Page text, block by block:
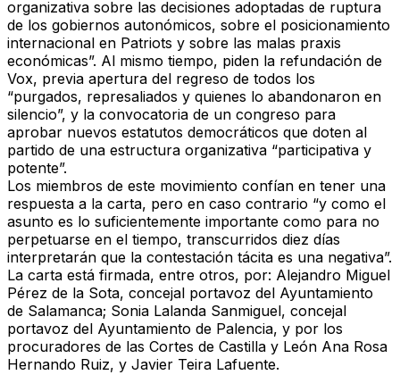
organizativa sobre las decisiones adoptadas de ruptura
de los gobiernos autonómicos, sobre el posicionamiento
internacional en Patriots y sobre las malas praxis
económicas”. Al mismo tiempo, piden la refundación de
Vox, previa apertura del regreso de todos los
“purgados, represaliados y quienes lo abandonaron en
silencio”, y la convocatoria de un congreso para
aprobar nuevos estatutos democráticos que doten al
partido de una estructura organizativa “participativa y
potente”.
Los miembros de este movimiento confían en tener una
respuesta a la carta, pero en caso contrario “y como el
asunto es lo suficientemente importante como para no
perpetuarse en el tiempo, transcurridos diez días
interpretarán que la contestación tácita es una negativa”.
La carta está firmada, entre otros, por: Alejandro Miguel
Pérez de la Sota, concejal portavoz del Ayuntamiento
de Salamanca; Sonia Lalanda Sanmiguel, concejal
portavoz del Ayuntamiento de Palencia, y por los
procuradores de las Cortes de Castilla y León Ana Rosa
Hernando Ruiz, y Javier Teira Lafuente.